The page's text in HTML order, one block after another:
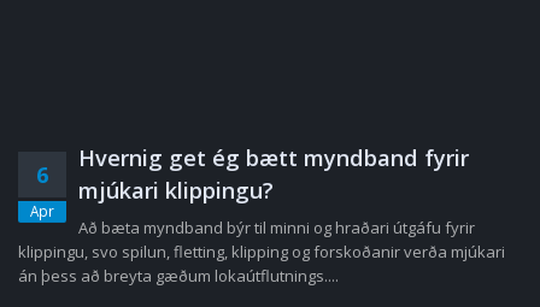
6
Apr
Hvernig get ég bætt myndband fyrir
mjúkari klippingu?
Að bæta myndband býr til minni og hraðari útgáfu fyrir
klippingu, svo spilun, fletting, klipping og forskoðanir verða mjúkari
án þess að breyta gæðum lokaútflutnings....